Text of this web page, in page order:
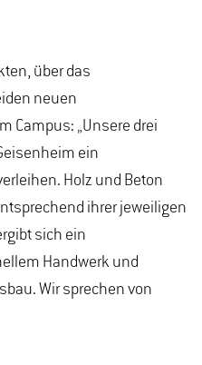
über das
neuen
Campus: „Unsere drei
ein
Holz und Beton
ihrer jeweiligen
sich ein
Handwerk und
Wir sprechen von